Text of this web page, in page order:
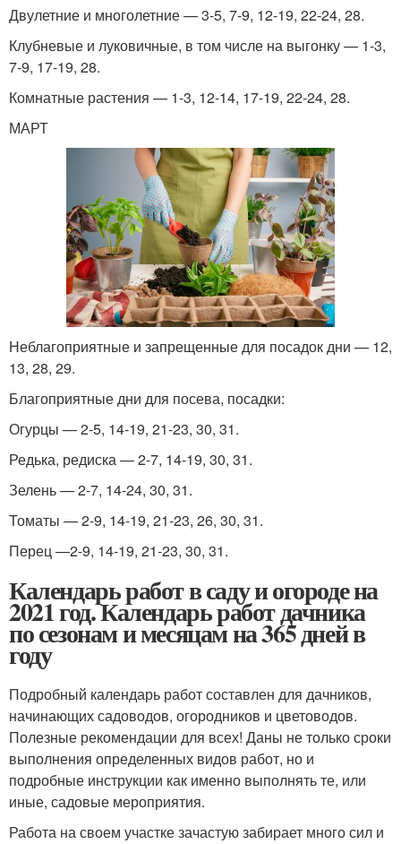
Двулетние и многолетние — 3-5, 7-9, 12-19, 22-24, 28.
Клубневые и луковичные, в том числе на выгонку — 1-3,
7-9, 17-19, 28.
Комнатные растения — 1-3, 12-14, 17-19, 22-24, 28.
МАРТ
Неблагоприятные и запрещенные для посадок дни — 12,
13, 28, 29.
Благоприятные дни для посева, посадки:
Огурцы — 2-5, 14-19, 21-23, 30, 31.
Редька, редиска — 2-7, 14-19, 30, 31.
Зелень — 2-7, 14-24, 30, 31.
Томаты — 2-9, 14-19, 21-23, 26, 30, 31.
Перец —2-9, 14-19, 21-23, 30, 31.
Календарь работ в саду и огороде на
2021 год. Календарь работ дачника
по сезонам и месяцам на 365 дней в
году
Подробный календарь работ составлен для дачников,
начинающих садоводов, огородников и цветоводов.
Полезные рекомендации для всех! Даны не только сроки
выполнения определенных видов работ, но и
подробные инструкции как именно выполнять те, или
иные, садовые мероприятия.
Работа на своем участке зачастую забирает много сил и